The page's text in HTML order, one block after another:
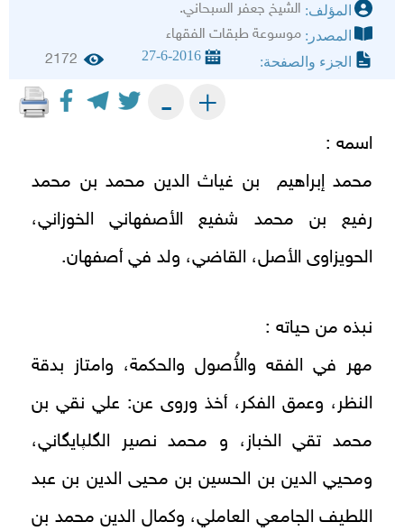
المؤلف: الشيخ جعفر السبحاني.
المصدر: موسوعة طبقات الفقهاء
الجزء والصفحة: 27-6-2016
2172
+
-
اسمه :
محمد إبراهيم بن غياث الدين محمد بن محمد
رفيع بن محمد شفيع الأصفهاني الخوزاني،
الحويزاوى الأصل، القاضي، ولد في أصفهان.
نبذه من حياته :
مهر في الفقه والأُصول والحكمة، وامتاز بدقة
النظر، وعمق الفكر، أخذ وروى عن: علي نقي بن
محمد تقي الخباز، و محمد نصير الگلپايگاني،
ومحيي الدين بن الحسين بن محيى الدين بن عبد
اللطيف الجامعي العاملي، وكمال الدين محمد بن